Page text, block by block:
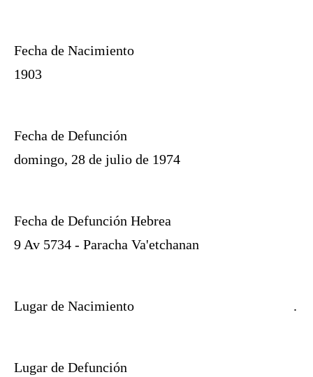
Fecha de Nacimiento
1903
Fecha de Defunción
domingo, 28 de julio de 1974
Fecha de Defunción Hebrea
9 Av 5734 - Paracha Va'etchanan
Lugar de Nacimiento .
Lugar de Defunción